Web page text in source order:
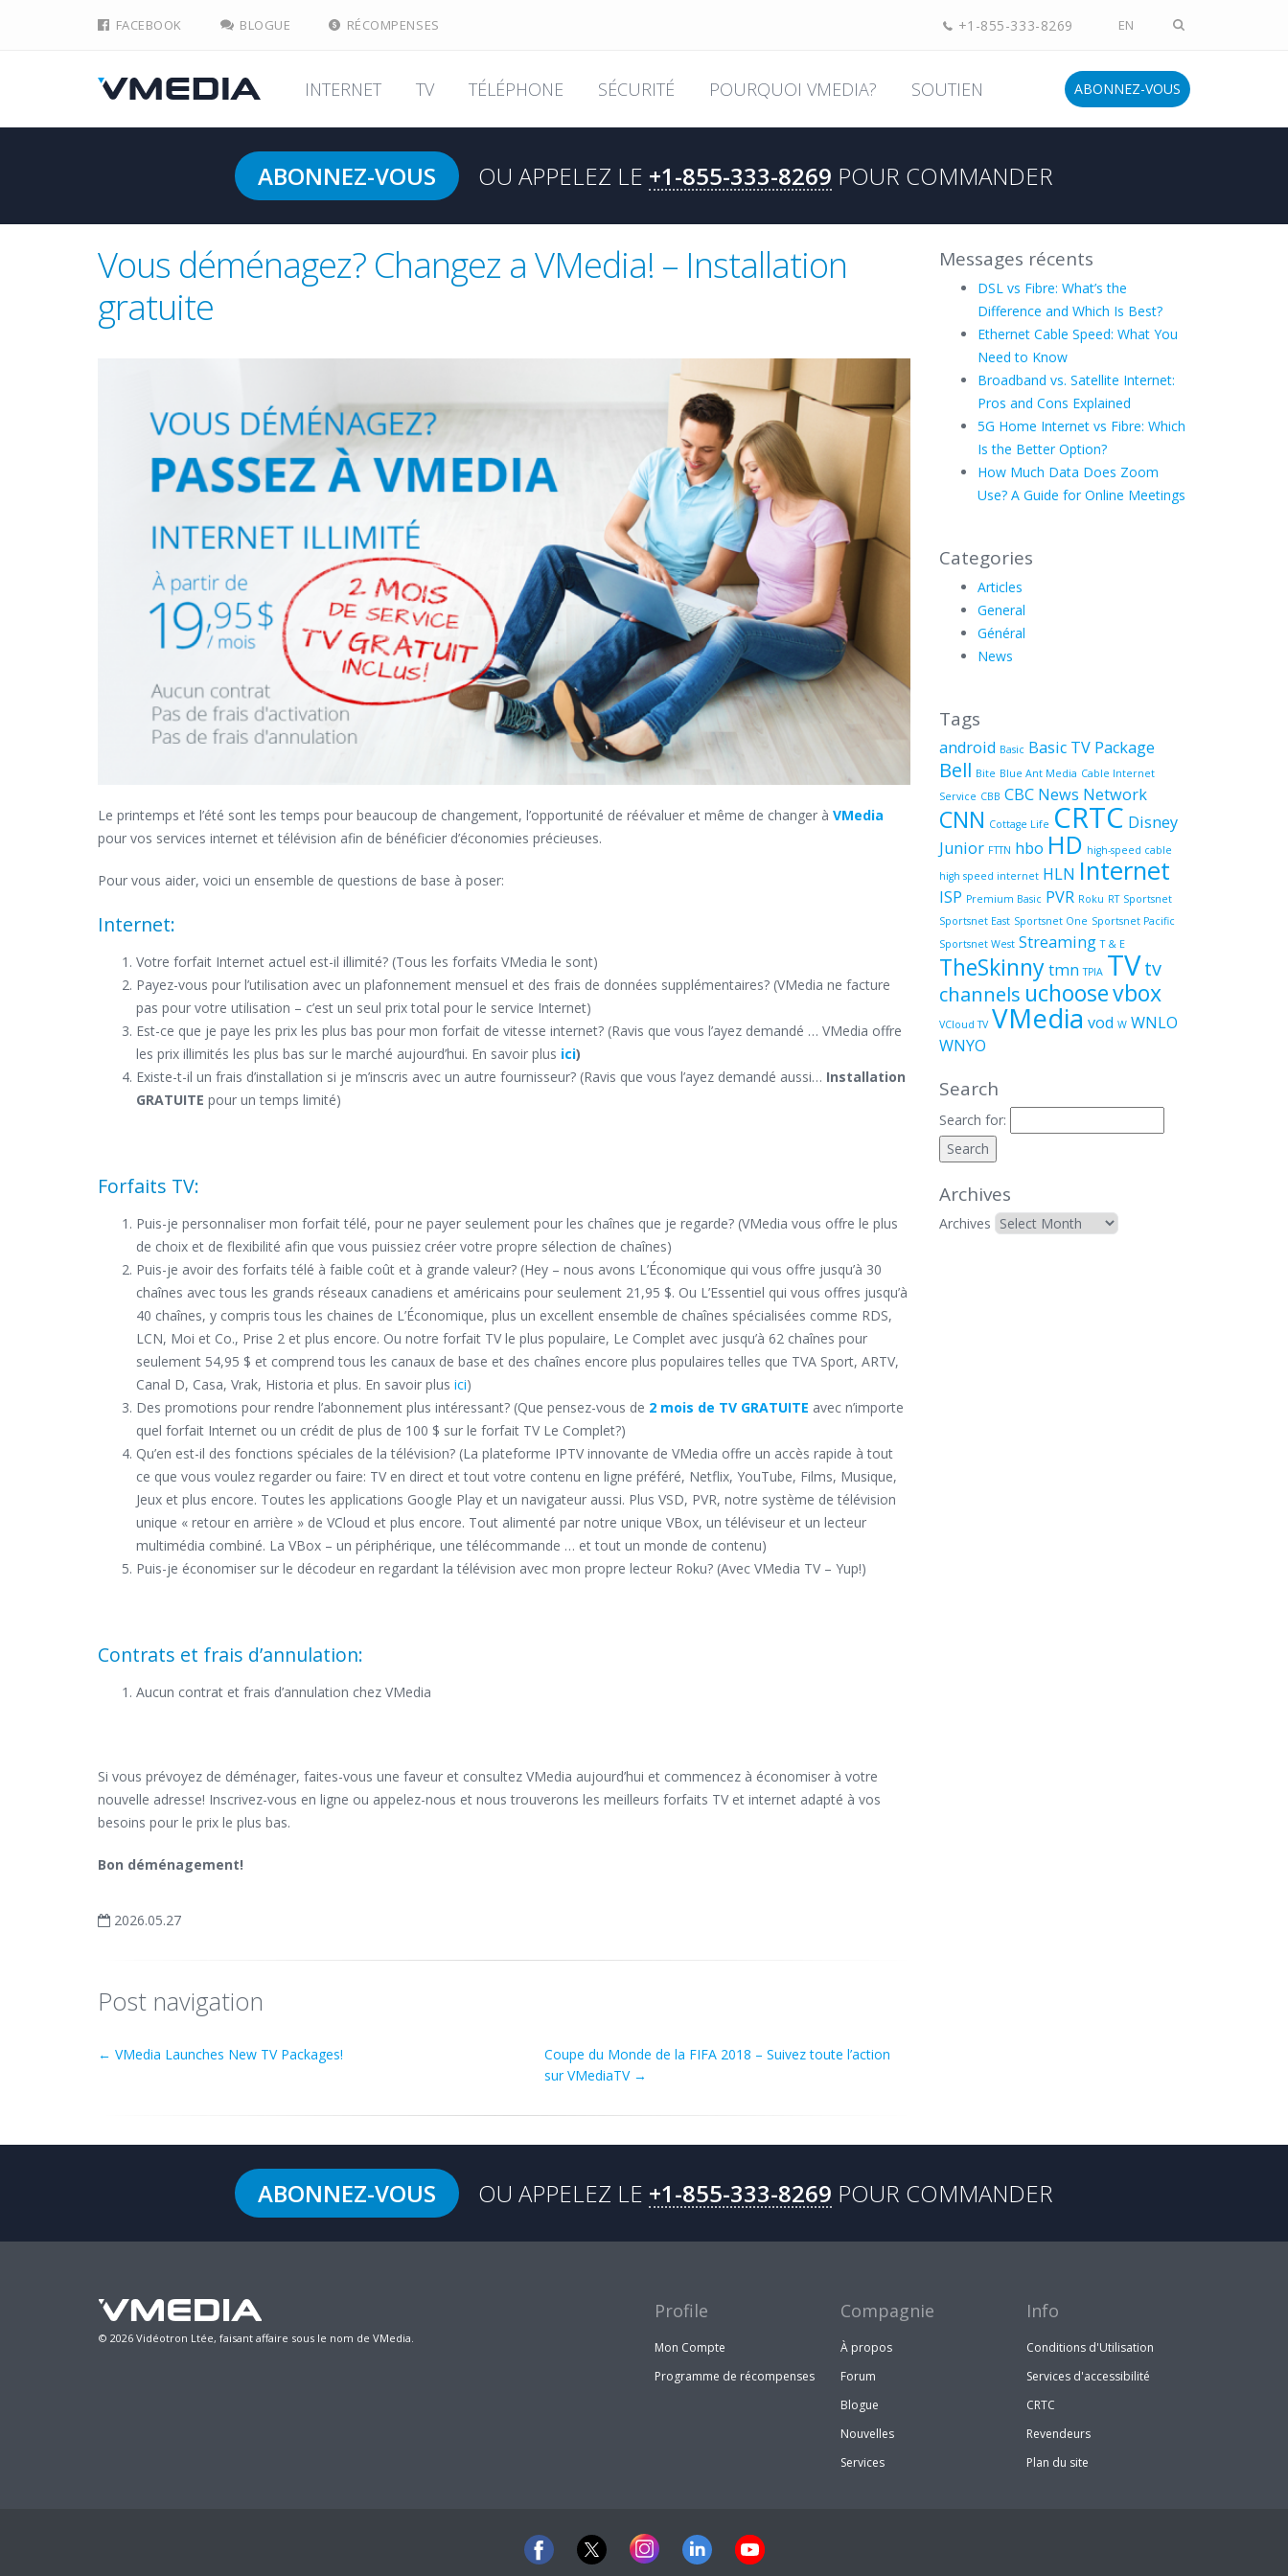
FACEBOOK BLOGUE RÉCOMPENSES +1-855-333-8269 EN
ABONNEZ-VOUS
INTERNET TV TÉLÉPHONE SÉCURITÉ POURQUOI VMEDIA? SOUTIEN
ABONNEZ-VOUS OU APPELEZ LE +1-855-333-8269 POUR COMMANDER
Vous déménagez? Changez a VMedia! – Installation
gratuite
Le printemps et l’été sont les temps pour beaucoup de changement, l’opportunité de réévaluer et même de changer à VMedia
pour vos services internet et télévision afin de bénéficier d’économies précieuses.
Pour vous aider, voici un ensemble de questions de base à poser:
Internet:
Votre forfait Internet actuel est-il illimité? (Tous les forfaits VMedia le sont)
Payez-vous pour l’utilisation avec un plafonnement mensuel et des frais de données supplémentaires? (VMedia ne facture
pas pour votre utilisation – c’est un seul prix total pour le service Internet)
Est-ce que je paye les prix les plus bas pour mon forfait de vitesse internet? (Ravis que vous l’ayez demandé … VMedia offre
les prix illimités les plus bas sur le marché aujourd’hui. En savoir plus ici)
Existe-t-il un frais d’installation si je m’inscris avec un autre fournisseur? (Ravis que vous l’ayez demandé aussi… Installation
GRATUITE pour un temps limité)
Forfaits TV:
Puis-je personnaliser mon forfait télé, pour ne payer seulement pour les chaînes que je regarde? (VMedia vous offre le plus
de choix et de flexibilité afin que vous puissiez créer votre propre sélection de chaînes)
Puis-je avoir des forfaits télé à faible coût et à grande valeur? (Hey – nous avons L’Économique qui vous offre jusqu’à 30
chaînes avec tous les grands réseaux canadiens et américains pour seulement 21,95 $. Ou L’Essentiel qui vous offres jusqu’à
40 chaînes, y compris tous les chaines de L’Économique, plus un excellent ensemble de chaînes spécialisées comme RDS,
LCN, Moi et Co., Prise 2 et plus encore. Ou notre forfait TV le plus populaire, Le Complet avec jusqu’à 62 chaînes pour
seulement 54,95 $ et comprend tous les canaux de base et des chaînes encore plus populaires telles que TVA Sport, ARTV,
Canal D, Casa, Vrak, Historia et plus. En savoir plus ici)
Des promotions pour rendre l’abonnement plus intéressant? (Que pensez-vous de 2 mois de TV GRATUITE avec n’importe
quel forfait Internet ou un crédit de plus de 100 $ sur le forfait TV Le Complet?)
Qu’en est-il des fonctions spéciales de la télévision? (La plateforme IPTV innovante de VMedia offre un accès rapide à tout
ce que vous voulez regarder ou faire: TV en direct et tout votre contenu en ligne préféré, Netflix, YouTube, Films, Musique,
Jeux et plus encore. Toutes les applications Google Play et un navigateur aussi. Plus VSD, PVR, notre système de télévision
unique « retour en arrière » de VCloud et plus encore. Tout alimenté par notre unique VBox, un téléviseur et un lecteur
multimédia combiné. La VBox – un périphérique, une télécommande … et tout un monde de contenu)
Puis-je économiser sur le décodeur en regardant la télévision avec mon propre lecteur Roku? (Avec VMedia TV – Yup!)
Contrats et frais d’annulation:
Aucun contrat et frais d’annulation chez VMedia
Si vous prévoyez de déménager, faites-vous une faveur et consultez VMedia aujourd’hui et commencez à économiser à votre
nouvelle adresse! Inscrivez-vous en ligne ou appelez-nous et nous trouverons les meilleurs forfaits TV et internet adapté à vos
besoins pour le prix le plus bas.
Bon déménagement!
2026.05.27
Post navigation
← VMedia Launches New TV Packages!
Coupe du Monde de la FIFA 2018 – Suivez toute l’action
sur VMediaTV →
Messages récents
DSL vs Fibre: What’s the
Difference and Which Is Best?
Ethernet Cable Speed: What You
Need to Know
Broadband vs. Satellite Internet:
Pros and Cons Explained
5G Home Internet vs Fibre: Which
Is the Better Option?
How Much Data Does Zoom
Use? A Guide for Online Meetings
Categories
Articles
General
Général
News
Tags
android Basic Basic TV Package
Bell Bite Blue Ant Media Cable Internet
Service CBB CBC News Network
CNN Cottage Life CRTC Disney
Junior FTTN hbo HD high-speed cable
high speed internet HLN Internet
ISP Premium Basic PVR Roku RT Sportsnet
Sportsnet East Sportsnet One Sportsnet Pacific
Sportsnet West Streaming T & E
TheSkinny tmn TPIA TV tv
channels uchoosevbox
VCloud TV VMedia vod W WNLO
WNYO
Search
Search for:
Archives
Archives
ABONNEZ-VOUS OU APPELEZ LE +1-855-333-8269 POUR COMMANDER
© 2026 Vidéotron Ltée, faisant affaire sous le nom de VMedia.
Profile
Mon Compte
Programme de récompenses
Compagnie
À propos
Forum
Blogue
Nouvelles
Services
Info
Conditions d'Utilisation
Services d'accessibilité
CRTC
Revendeurs
Plan du site